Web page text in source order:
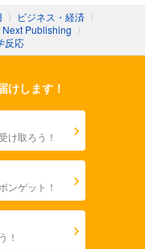
〉 ビジネス・経済 〉
Next Publishing 〉
反応
けします！
け取ろう！
ンゲット！
！